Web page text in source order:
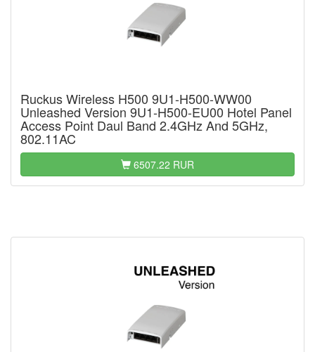
Ruckus Wireless H500 9U1-H500-WW00
Unleashed Version 9U1-H500-EU00 Hotel Panel
Access Point Daul Band 2.4GHz And 5GHz,
802.11AC
6507.22 RUR